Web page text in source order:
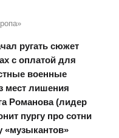
ругать сюжет
с оплатой для
военные
мест лишения
Романова (лидер
пургу про сотни
«музыкантов»